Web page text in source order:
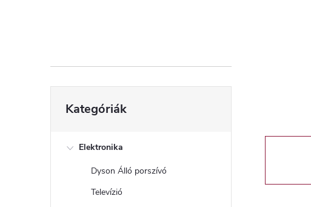
l
sátugrása
Kategóriák
Elektronika
Dyson Álló porszívó
Televízió